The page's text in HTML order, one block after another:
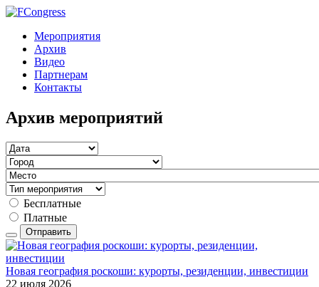
Мероприятия
Архив
Видео
Партнерам
Контакты
Архив мероприятий
Бесплатные
Платные
Отправить
Новая география роскоши: курорты, резиденции, инвестиции
22 июля 2026